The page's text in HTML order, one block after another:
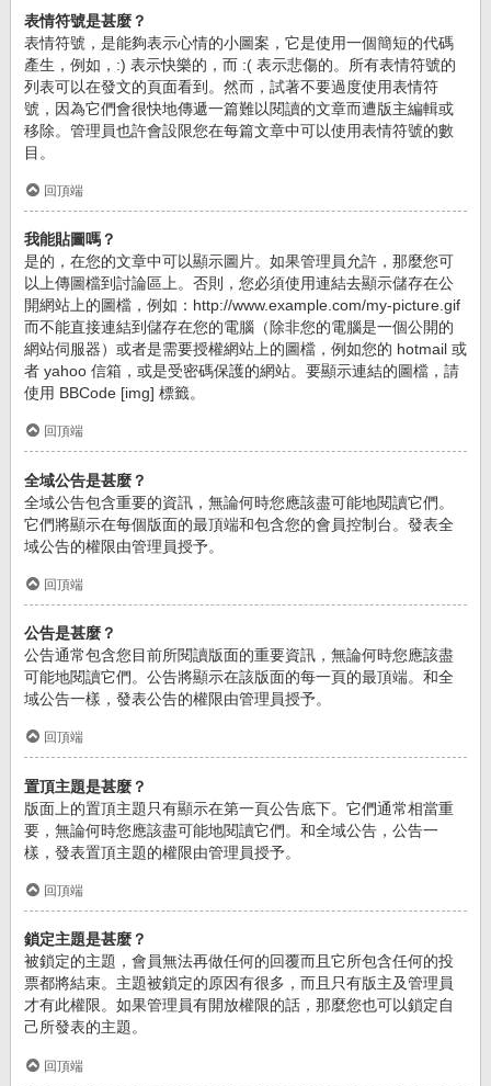
表情符號是甚麼？
表情符號，是能夠表示心情的小圖案，它是使用一個簡短的代碼
產生，例如，:) 表示快樂的，而 :( 表示悲傷的。所有表情符號的
列表可以在發文的頁面看到。然而，試著不要過度使用表情符
號，因為它們會很快地傳遞一篇難以閱讀的文章而遭版主編輯或
移除。管理員也許會設限您在每篇文章中可以使用表情符號的數
目。
回頂端
我能貼圖嗎？
是的，在您的文章中可以顯示圖片。如果管理員允許，那麼您可
以上傳圖檔到討論區上。否則，您必須使用連結去顯示儲存在公
開網站上的圖檔，例如：http://www.example.com/my-picture.gif
而不能直接連結到儲存在您的電腦（除非您的電腦是一個公開的
網站伺服器）或者是需要授權網站上的圖檔，例如您的 hotmail 或
者 yahoo 信箱，或是受密碼保護的網站。要顯示連結的圖檔，請
使用 BBCode [img] 標籤。
回頂端
全域公告是甚麼？
全域公告包含重要的資訊，無論何時您應該盡可能地閱讀它們。
它們將顯示在每個版面的最頂端和包含您的會員控制台。發表全
域公告的權限由管理員授予。
回頂端
公告是甚麼？
公告通常包含您目前所閱讀版面的重要資訊，無論何時您應該盡
可能地閱讀它們。公告將顯示在該版面的每一頁的最頂端。和全
域公告一樣，發表公告的權限由管理員授予。
回頂端
置頂主題是甚麼？
版面上的置頂主題只有顯示在第一頁公告底下。它們通常相當重
要，無論何時您應該盡可能地閱讀它們。和全域公告，公告一
樣，發表置頂主題的權限由管理員授予。
回頂端
鎖定主題是甚麼？
被鎖定的主題，會員無法再做任何的回覆而且它所包含任何的投
票都將結束。主題被鎖定的原因有很多，而且只有版主及管理員
才有此權限。如果管理員有開放權限的話，那麼您也可以鎖定自
己所發表的主題。
回頂端